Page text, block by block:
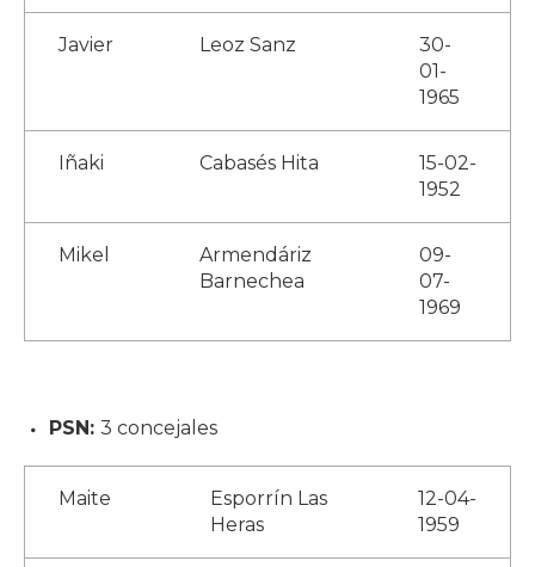
Javier Leoz Sanz
30-
01-
1965
Iñaki Cabasés Hita
15-02-
1952
Mikel
Armendáriz
Barnechea
09-
07-
1969
PSN: 3 concejales
Maite
Esporrín Las
Heras
12-04-
1959